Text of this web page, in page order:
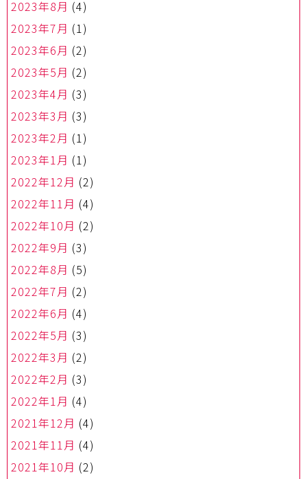
2023年8月 (4)
2023年7月 (1)
2023年6月 (2)
2023年5月 (2)
2023年4月 (3)
2023年3月 (3)
2023年2月 (1)
2023年1月 (1)
2022年12月 (2)
2022年11月 (4)
2022年10月 (2)
2022年9月 (3)
2022年8月 (5)
2022年7月 (2)
2022年6月 (4)
2022年5月 (3)
2022年3月 (2)
2022年2月 (3)
2022年1月 (4)
2021年12月 (4)
2021年11月 (4)
2021年10月 (2)